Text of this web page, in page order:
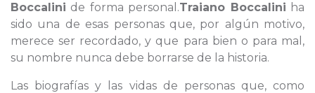
Boccalini de forma personal.Traiano Boccalini ha
sido una de esas personas que, por algún motivo,
merece ser recordado, y que para bien o para mal,
su nombre nunca debe borrarse de la historia.
Las biografías y las vidas de personas que, como